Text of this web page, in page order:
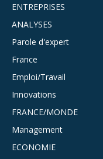
ENTREPRISES
ANALYSES
Parole d'expert
France
Emploi/Travail
Innovations
FRANCE/MONDE
Management
ECONOMIE